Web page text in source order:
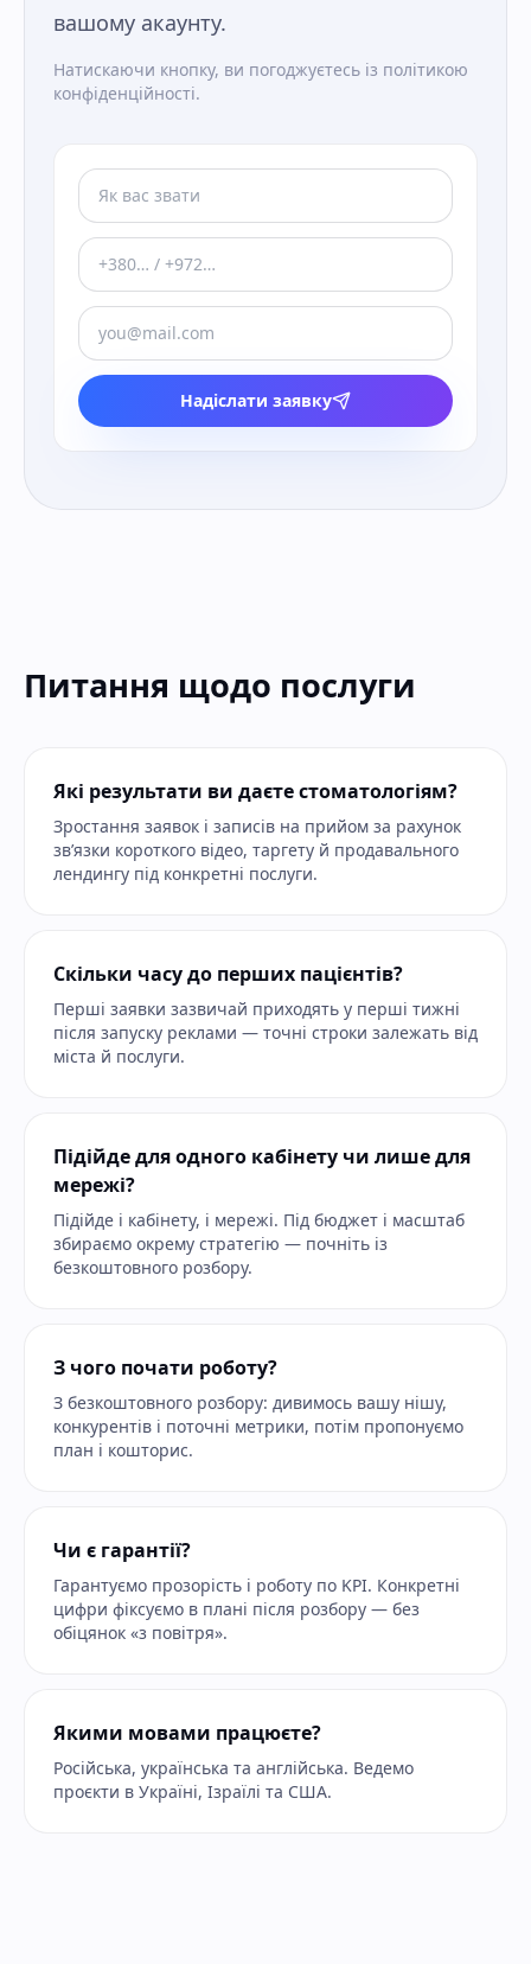
вашому акаунту.
Натискаючи кнопку, ви погоджуєтесь із політикою
конфіденційності.
Надіслати заявку
Питання щодо послуги
Які результати ви даєте стоматологіям?
Зростання заявок і записів на прийом за рахунок
звʼязки короткого відео, таргету й продавального
лендингу під конкретні послуги.
Скільки часу до перших пацієнтів?
Перші заявки зазвичай приходять у перші тижні
після запуску реклами — точні строки залежать від
міста й послуги.
Підійде для одного кабінету чи лише для
мережі?
Підійде і кабінету, і мережі. Під бюджет і масштаб
збираємо окрему стратегію — почніть із
безкоштовного розбору.
З чого почати роботу?
З безкоштовного розбору: дивимось вашу нішу,
конкурентів і поточні метрики, потім пропонуємо
план і кошторис.
Чи є гарантії?
Гарантуємо прозорість і роботу по KPI. Конкретні
цифри фіксуємо в плані після розбору — без
обіцянок «з повітря».
Якими мовами працюєте?
Російська, українська та англійська. Ведемо
проєкти в Україні, Ізраїлі та США.